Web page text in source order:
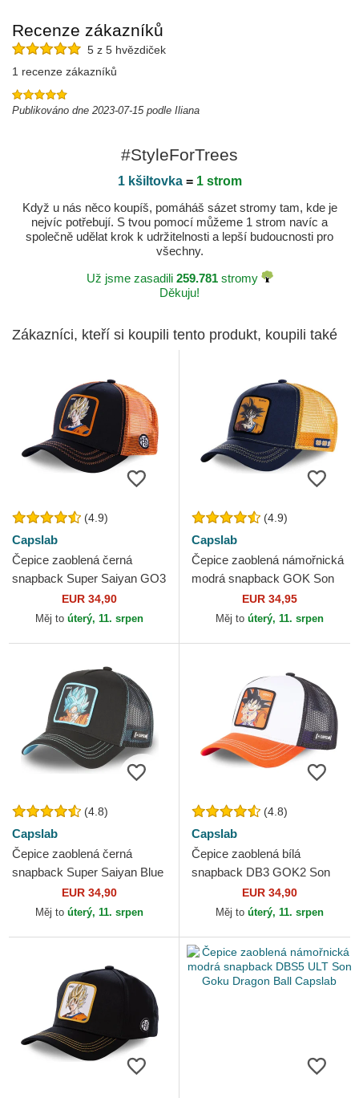
Recenze zákazníků
5 z 5 hvězdiček
1 recenze zákazníků
Publikováno dne 2023-07-15 podle Iliana
#StyleForTrees
1 kšiltovka= 1 strom
Když u nás něco koupíš, pomáháš sázet stromy tam, kde je
nejvíc potřebují. S tvou pomocí můžeme 1 strom navíc a
společně udělat krok k udržitelnosti a lepší budoucnosti pro
všechny.
Už jsme zasadili 259.781stromy
Děkuju!
Zákazníci, kteří si koupili tento produkt, koupili také
(4.9)
Capslab
Čepice zaoblená černá
snapback Super Saiyan GO3
Son Goku Dragon Ball
Capslab
EUR 34,90
Měj to úterý, 11. srpen
(4.9)
Capslab
Čepice zaoblená námořnická
modrá snapback GOK Son
Goku Dragon Ball Capslab
EUR 34,95
Měj to úterý, 11. srpen
(4.8)
Capslab
Čepice zaoblená černá
snapback Super Saiyan Blue
CAS GOK1 Son Goku
Dragon Ball Capslab
EUR 34,90
Měj to úterý, 11. srpen
(4.8)
Capslab
Čepice zaoblená bílá
snapback DB3 GOK2 Son
Goku Dragon Ball Capslab
EUR 34,90
Měj to úterý, 11. srpen